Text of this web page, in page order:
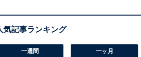
一週間 一ヶ月